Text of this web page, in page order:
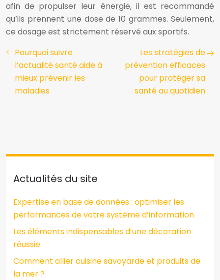
afin de propulser leur énergie, il est recommandé
qu’ils prennent une dose de 10 grammes. Seulement,
ce dosage est strictement réservé aux sportifs.
Pourquoi suivre
l’actualité santé aide à
mieux prévenir les
maladies
Les stratégies de
prévention efficaces
pour protéger sa
santé au quotidien
Actualités du site
Expertise en base de données : optimiser les
performances de votre système d’information
Les éléments indispensables d’une décoration
réussie
Comment allier cuisine savoyarde et produits de
la mer ?